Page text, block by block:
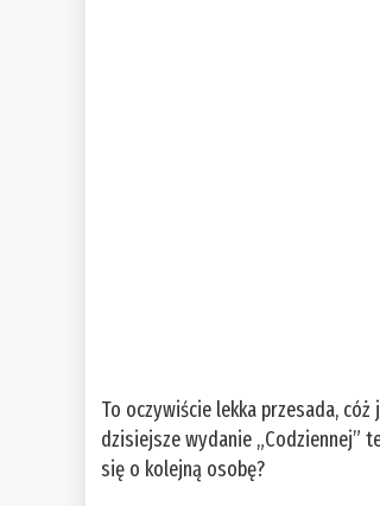
To oczywiście lekka przesada,
dzisiejsze wydanie „Codziennej”
się o kolejną osobę?